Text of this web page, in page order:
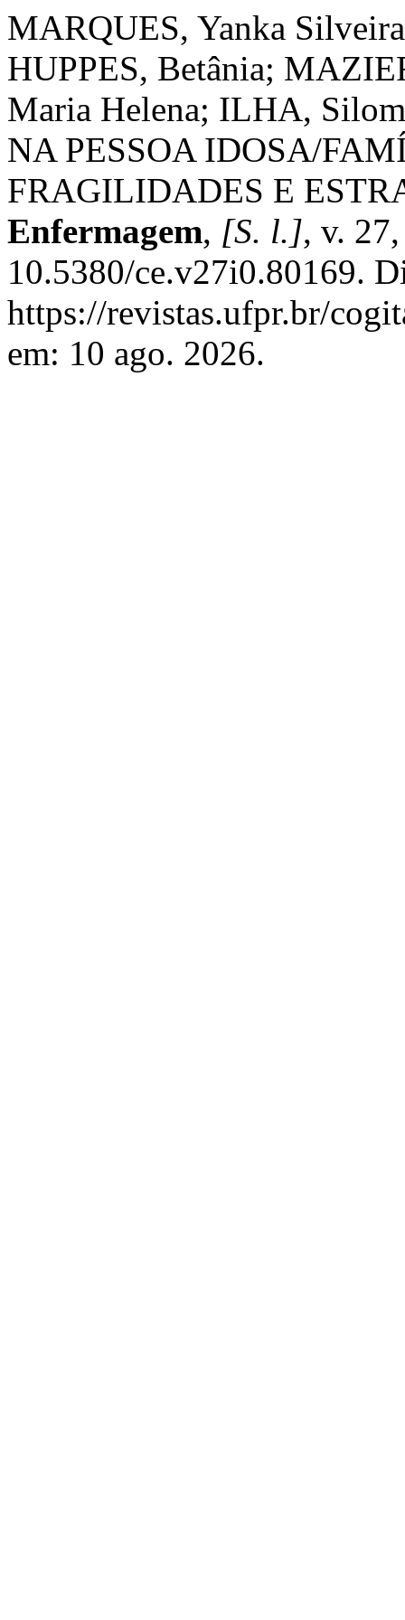
MARQUES, Yanka
HUPPES, Betânia;
Maria Helena; ILHA,
NA PESSOA IDOSA/
FRAGILIDADES E
Enfermagem, [S. l.], v.
10.5380/ce.v27i0.80169.
https://revistas.ufpr.br/
em: 10 ago. 2026.